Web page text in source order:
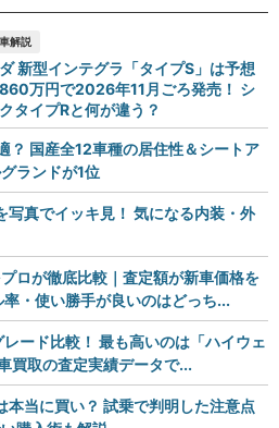
解説
新型インテグラ「タイプS」は予想
万円で2026年11月ごろ発売！ シ
タイプRと何が違う？
？ 国産全12車種の居住性＆シートア
ランドが1位
写真でイッキ見！ 気になる内装・外
ロが徹底比較｜査定額が新車価格を
・使い勝手が良いのはどっち...
ード比較！ 最も高いのは「ハイウェ
買取の査定実績データで...
本当に買い？ 試乗で判明した注意点